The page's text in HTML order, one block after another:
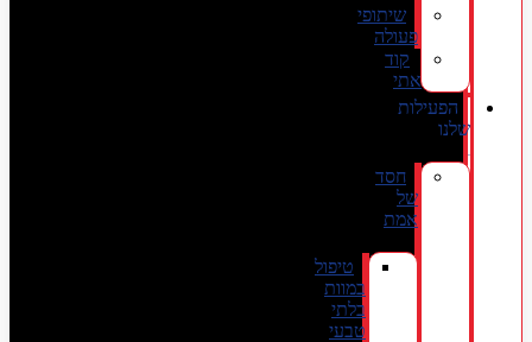
שיתופי
פעולה
קוד
אתי
הפעילות
שלנו
חסד
של
אמת
טיפול
במוות
בלתי
טבעי